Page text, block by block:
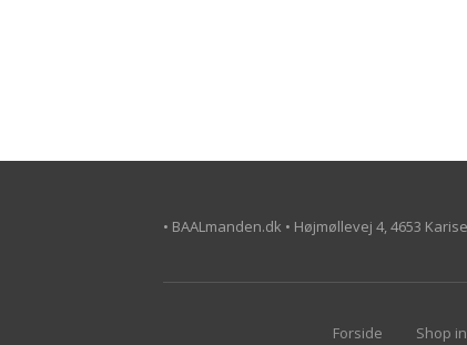
• BAALmanden.dk • Højmøllevej 4, 4653
Forside Shop